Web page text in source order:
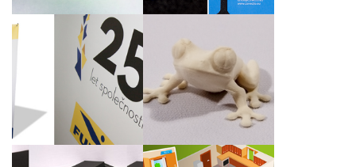
Grafický návrh k výročí
založení
Rapid Prototyping